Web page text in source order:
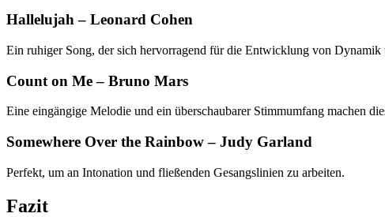
Hallelujah – Leonard Cohen
Ein ruhiger Song, der sich hervorragend für die Entwicklung von Dynamik
Count on Me – Bruno Mars
Eine eingängige Melodie und ein überschaubarer Stimmumfang machen
Somewhere Over the Rainbow – Judy Garland
Perfekt, um an Intonation und fließenden Gesangslinien zu arbeiten.
Fazit